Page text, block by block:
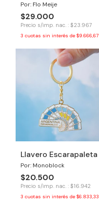
Por: Flo Meije
$29.000
Precio s/imp. nac. : $23.967
3 cuotas sin interés de $9.666,67
Llavero Escarapaleta
Por: Monoblock
$20.500
Precio s/imp. nac. : $16.942
3 cuotas sin interés de $6.833,33